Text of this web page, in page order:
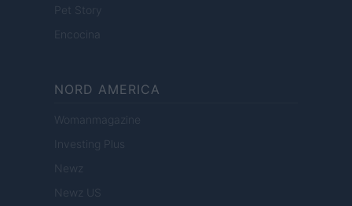
Pet Story
Encocina
NORD AMERICA
Womanmagazine
Investing Plus
Newz
Newz US